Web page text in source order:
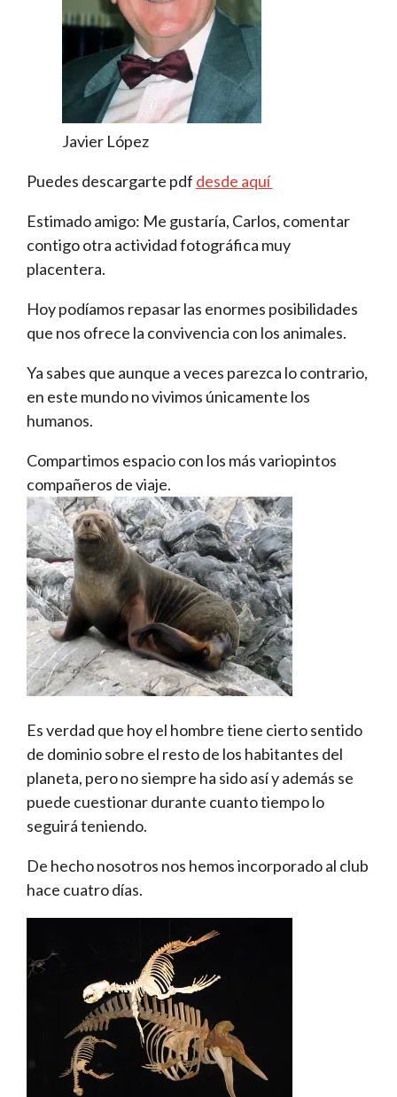
Javier López
Puedes descargarte pdf desde aquí
Estimado amigo: Me gustaría, Carlos, comentar
contigo otra actividad fotográfica muy
placentera.
Hoy podíamos repasar las enormes posibilidades
que nos ofrece la convivencia con los animales.
Ya sabes que aunque a veces parezca lo contrario,
en este mundo no vivimos únicamente los
humanos.
Compartimos espacio con los más variopintos
compañeros de viaje.
Es verdad que hoy el hombre tiene cierto sentido
de dominio sobre el resto de los habitantes del
planeta, pero no siempre ha sido así y además se
puede cuestionar durante cuanto tiempo lo
seguirá teniendo.
De hecho nosotros nos hemos incorporado al club
hace cuatro días.